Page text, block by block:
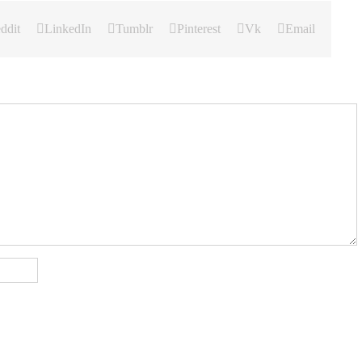
LinkedIn Tumblr Pinterest Vk Email